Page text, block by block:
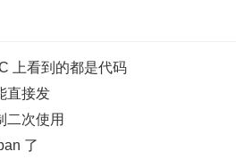
上看到的都是代码
直接发
二次使用
了